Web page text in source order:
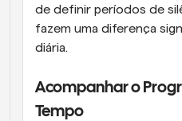
de definir períodos de
fazem uma diferença
diária.
Acompanhar o
Tempo